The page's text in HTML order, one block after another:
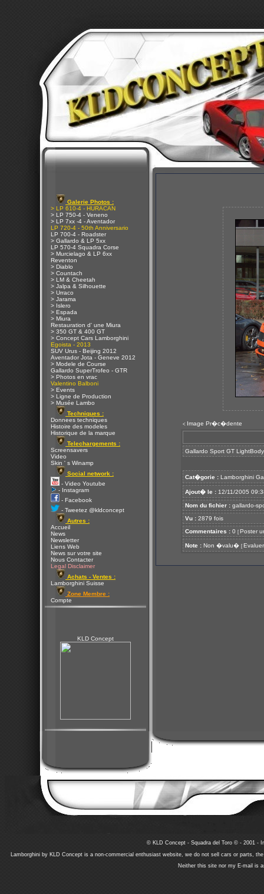
Galerie Photos :
> LP 610-4 - HURACAN
> LP 750-4 - Veneno
> LP 7xx -4 - Aventador
LP 720-4 - 50th Anniversario
LP 700-4 - Roadster
> Gallardo & LP 5xx
LP 570-4 Squadra Corse
> Murcielago & LP 6xx
Reventon
> Diablo
> Countach
> LM & Cheetah
> Jalpa & Silhouette
> Urraco
> Jarama
> Islero
> Espada
> Miura
Restauration d' une Miura
> 350 GT & 400 GT
> Concept Cars Lamborghini
Egoista - 2013
SUV Urus - Beijing 2012
Aventador Jota - Geneve 2012
> Modele de Course
Gallardo SuperTrofeo - GTR
> Photos en vrac
Valentino Balboni
> Events
> Ligne de Production
> Musée Lambo
Techniques :
Donnees techniques
Histoire des modeles
Historique de la marque
Telechargements :
Screensavers
Video
Skin ' s Winamp
Social network :
- Video Youtube
- Instagram
- Facebook
- Tweetez @kldconcept
Autres :
Accueil
News
Newsletter
Liens Web
News sur votre site
Nous Contacter
Legal Disclaimer
Achats - Ventes :
Lamborghini Suisse
Zone Membre :
Compte
KLD Concept
< Image Pr�c�dente
Gallardo Sport GT
Cat�gorie : Lamborghini
Ajout� le : 12/11/2005
Nom du fichier : gallardo-
Vu : 2879 fois
Commentaires : 0 [ Poster
Note : Non �valu� [ Evaluer
© KLD Concept - Squadra del Toro © - 2001 -
Lamborghini by KLD Concept is a non-commercial enthusiast website, we do not sell cars or parts,
Neither this site nor my E-mail is